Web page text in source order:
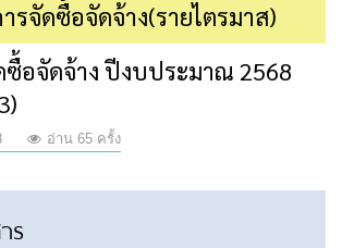
รจัดซื้อจัดจ้าง(รายไตรมาส)
อจัดจ้าง ปีงบประมาณ 2568
อ่าน 65 ครั้ง
ร